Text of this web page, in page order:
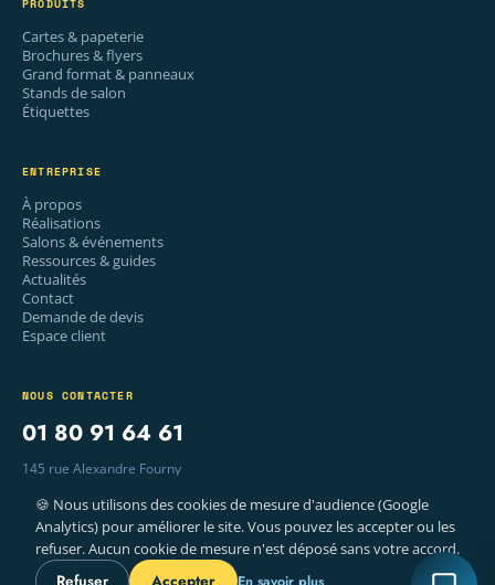
PRODUITS
Cartes & papeterie
Brochures & flyers
Grand format & panneaux
Stands de salon
Étiquettes
ENTREPRISE
À propos
Réalisations
Salons & événements
Ressources & guides
Actualités
Contact
Demande de devis
Espace client
NOUS CONTACTER
01 80 91 64 61
145 rue Alexandre Fourny
Lun–Ven · 9 h – 18 h
🍪 Nous utilisons des cookies de mesure d'audience (Google
Analytics) pour améliorer le site. Vous pouvez les accepter ou les
refuser. Aucun cookie de mesure n'est déposé sans votre accord.